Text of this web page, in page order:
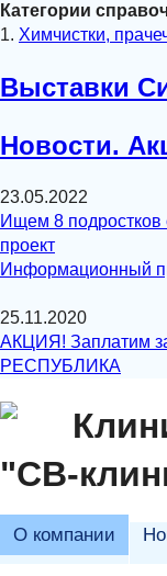
Категории
1. Химчистки,
Выставки
Новости.
23.05.2022
Ищем 8 подростков
проект
Информационный
25.11.2020
АКЦИЯ! Заплатим
РЕСПУБЛИКА
"СВ-
О компании